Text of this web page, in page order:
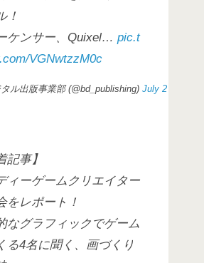
！
ケンサー、Quixel… pic.t
VGNwtzzM0c
ル出版事業部 (@bd_publishing) July 2
記事】
ィーゲームクリエイター
をレポート！
なグラフィックでゲーム
る4名に聞く、画づくり